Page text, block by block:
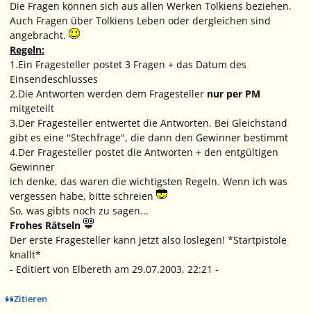
Die Fragen können sich aus allen Werken Tolkiens beziehen.
Auch Fragen über Tolkiens Leben oder dergleichen sind
angebracht.
Regeln:
1.Ein Fragesteller postet 3 Fragen + das Datum des
Einsendeschlusses
2.Die Antworten werden dem Fragesteller nur per PM
mitgeteilt
3.Der Fragesteller entwertet die Antworten. Bei Gleichstand
gibt es eine "Stechfrage", die dann den Gewinner bestimmt
4.Der Fragesteller postet die Antworten + den entgültigen
Gewinner
ich denke, das waren die wichtigsten Regeln. Wenn ich was
vergessen habe, bitte schreien
So, was gibts noch zu sagen...
Frohes Rätseln
Der erste Fragesteller kann jetzt also loslegen! *Startpistole
knallt*
- Editiert von Elbereth am 29.07.2003, 22:21 -
Zitieren